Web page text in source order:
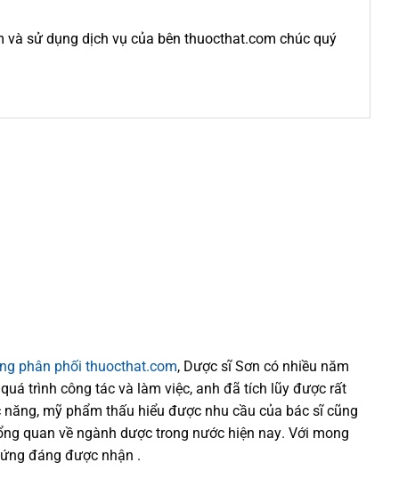
sử dụng dịch vụ của bên thuocthat.com chúc quý
phân phối thuocthat.com, Dược sĩSơn có nhiều năm
trình công tác và làm việc, anh đã tích lũy được rất
mỹ phẩm thấu hiểu đượcnhu cầu của bác sĩcũng
quan về ngành dược trong nướchiện nay. Với mong
đáng được nhận .